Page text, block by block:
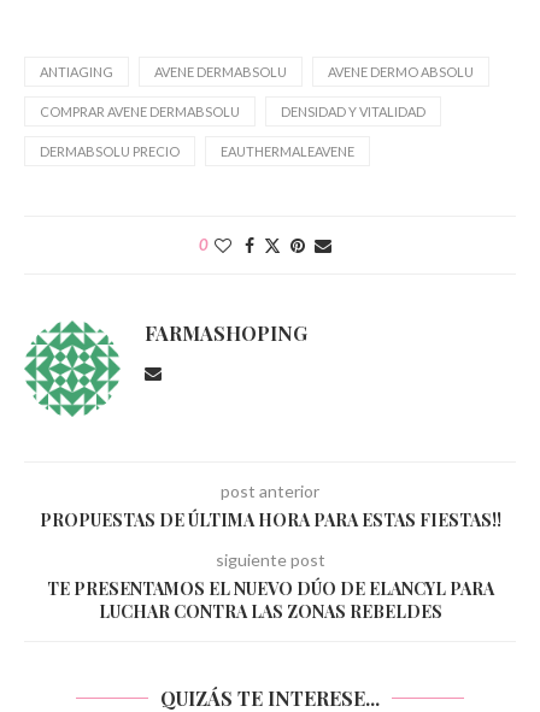
ANTIAGING AVENE DERMABSOLU AVENE DERMO ABSOLU
COMPRAR AVENE DERMABSOLU DENSIDAD Y VITALIDAD
DERMABSOLU PRECIO EAUTHERMALEAVENE
0
FARMASHOPING
post anterior
PROPUESTAS DE ÚLTIMA HORA PARA ESTAS FIESTAS!!
siguiente post
TE PRESENTAMOS EL NUEVO DÚO DE ELANCYL PARA
LUCHAR CONTRA LAS ZONAS REBELDES
QUIZÁS TE INTERESE...